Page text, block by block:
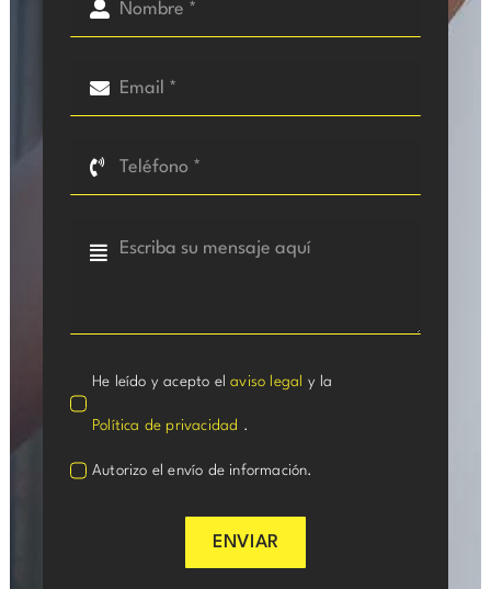
He leído y acepto elaviso legal y la
Política de privacidad .
Autorizo el envío de información.
ENVIAR